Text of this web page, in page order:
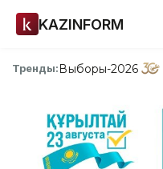
KAZINFORM
Тренды:Выборы-2026